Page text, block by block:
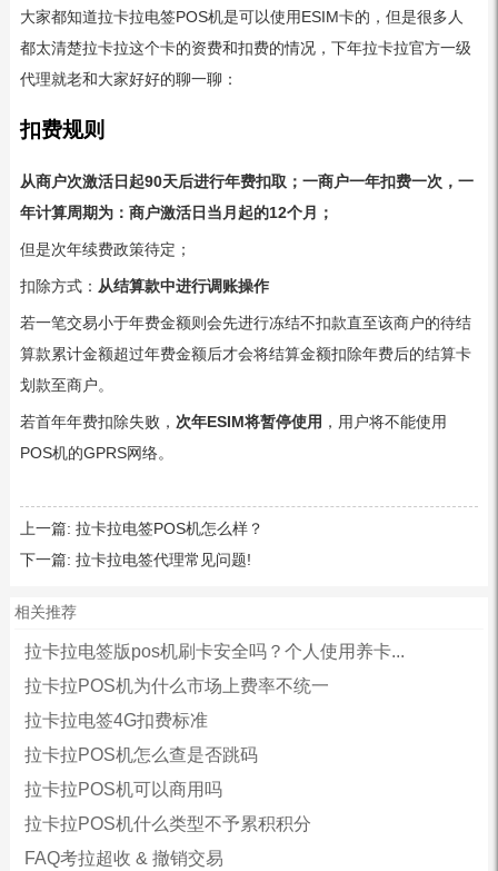
大家都知道拉卡拉电签POS机是可以使用ESIM卡的，但是很多人
都太清楚拉卡拉这个卡的资费和扣费的情况，下年拉卡拉官方一级
代理就老和大家好好的聊一聊：
扣费规则
从商户次激活日起90天后进行年费扣取；一商户一年扣费一次，一
年计算周期为：商户激活日当月起的12个月；
但是次年续费政策待定；
扣除方式： 从结算款中进行调账操作
若一笔交易小于年费金额则会先进行冻结不扣款直至该商户的待结
算款累计金额超过年费金额后才会将结算金额扣除年费后的结算卡
划款至商户。
若首年年费扣除失败， 次年ESIM将暂停使用 ，用户将不能使用
POS机的GPRS网络。
上一篇: 拉卡拉电签POS机怎么样？
下一篇: 拉卡拉电签代理常见问题!
相关推荐
拉卡拉电签版pos机刷卡安全吗？个人使用养卡...
拉卡拉POS机为什么市场上费率不统一
拉卡拉电签4G扣费标准
拉卡拉POS机怎么查是否跳码
拉卡拉POS机可以商用吗
拉卡拉POS机什么类型不予累积积分
FAQ考拉超收 & 撤销交易